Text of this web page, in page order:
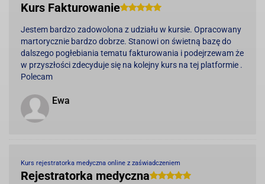
Kurs Fakturowanie
Jestem bardzo zadowolona z udziału w kursie. Opracowany
martorycznie bardzo dobrze. Stanowi on świetną bazę do
dalszego pogłebiania tematu fakturowania i podejrzewam że
w przyszłości zdecyduje się na kolejny kurs na tej platformie .
Polecam
Ewa
Kurs rejestratorka medyczna online z zaświadczeniem
Rejestratorka medyczna